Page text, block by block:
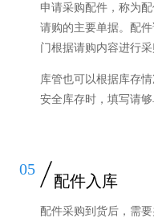
申请采购配件，称为
请购的主要单据。配
门根据请购内容进行
库管也可以根据库存
安全库存时，填写请够
05
配件入库
配件采购到货后，需